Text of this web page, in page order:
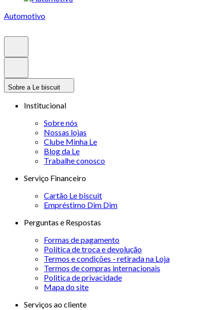
Automotivo
Sobre a Le biscuit
Institucional
Sobre nós
Nossas lojas
Clube Minha Le
Blog da Le
Trabalhe conosco
Serviço Financeiro
Cartão Le biscuit
Empréstimo Dim Dim
Perguntas e Respostas
Formas de pagamento
Política de troca e devolução
Termos e condições - retirada na Loja
Termos de compras internacionais
Politica de privacidade
Mapa do site
Serviços ao cliente